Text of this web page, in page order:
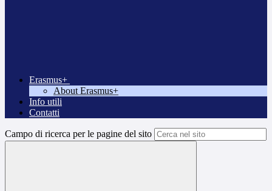
Erasmus+
About Erasmus+
Info utili
Contatti
Campo di ricerca per le pagine del sito